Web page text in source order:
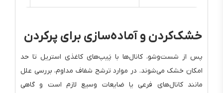
خشک‌کردن و آماده‌سازی برای پرکردن
پس از شست‌وشو، کانال‌ها با پَیپ‌های کاغذی استریل تا حد
امکان خشک می‌شوند. در موارد ترشح شفاف مداوم، بررسی علل
مانند کانال‌های فرعی یا ضایعات وسیع لازم است و گاهی